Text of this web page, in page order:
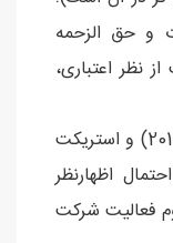
و حق الزحمه
نظر اعتباری،
گاگانیس و همکاران (2000)، فانکه (2013) و استریکت
احتمال اظهارنظر
فعالیت شرکت